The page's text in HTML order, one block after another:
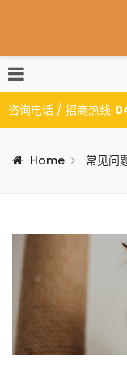
咨询电话 / 招商热线
Home 常见问